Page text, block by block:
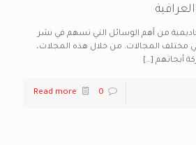
من أهم الوسائل التي تسهم في نشر
مختلف المجالات. من خلال هذه المجلات،
أبحاثهم […]
0
Read more